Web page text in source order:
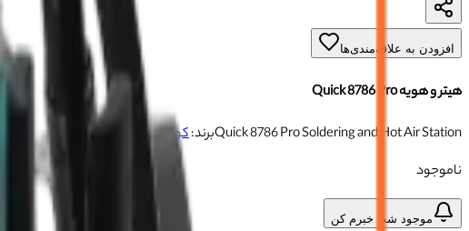
افزودن به علاقه‌مندی‌ها
هیتر و هویه Quick 8786 Pro
Quick 8786 Pro Soldering and Hot Air Stationبرند:کوئیکشناسه:
103032103
ناموجود
موجود شد، خبرم کن